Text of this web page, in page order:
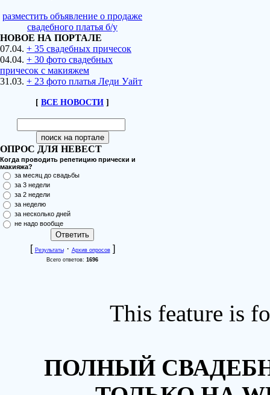
разместить объявление о продаже
свадебного платья б/у
НОВОЕ НА ПОРТАЛЕ
07.04. + 35 свадебных причесок
04.04. + 30 фото свадебных
причесок с макияжем
31.03. + 23 фото платья Леди Уайт
[ ВСЕ НОВОСТИ ]
ОПРОС ДЛЯ НЕВЕСТ
Когда проводить репетицию прически и
макияжа?
за месяц до свадьбы
за 3 недели
за 2 недели
за неделю
за несколько дней
не надо вообще
[ Результаты· Архив опросов]
Всего ответов: 1696
This feature is
ПОЛНЫЙ